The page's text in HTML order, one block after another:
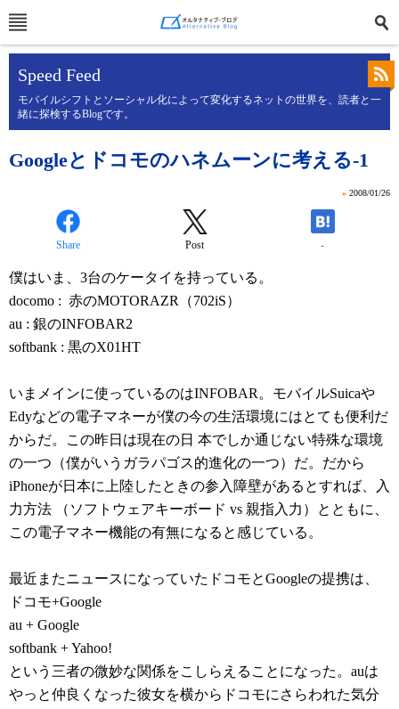
Speed Feed
モバイルシフトとソーシャル化によって変化するネットの世界を、読者と一
緒に探検するBlogです。
Googleとドコモのハネムーンに考える-1
» 2008/01/26
Share Post -
僕はいま、3台のケータイを持っている。
docomo : 赤のMOTORAZR（702iS）
au : 銀のINFOBAR2
softbank : 黒のX01HT
いまメインに使っているのはINFOBAR。モバイルSuicaや
Edyなどの電子マネーが僕の今の生活環境にはとても便利だ
からだ。この昨日は現在の日 本でしか通じない特殊な環境
の一つ（僕がいうガラパゴス的進化の一つ）だ。だから
iPhoneが日本に上陸したときの参入障壁があるとすれば、入
力方法 （ソフトウェアキーボード vs 親指入力）とともに、
この電子マネー機能の有無になると感じている。
最近またニュースになっていたドコモとGoogleの提携は、
ドコモ+Google
au + Google
softbank + Yahoo!
という三者の微妙な関係をこしらえることになった。auは
やっと仲良くなった彼女を横からドコモにさらわれた気分